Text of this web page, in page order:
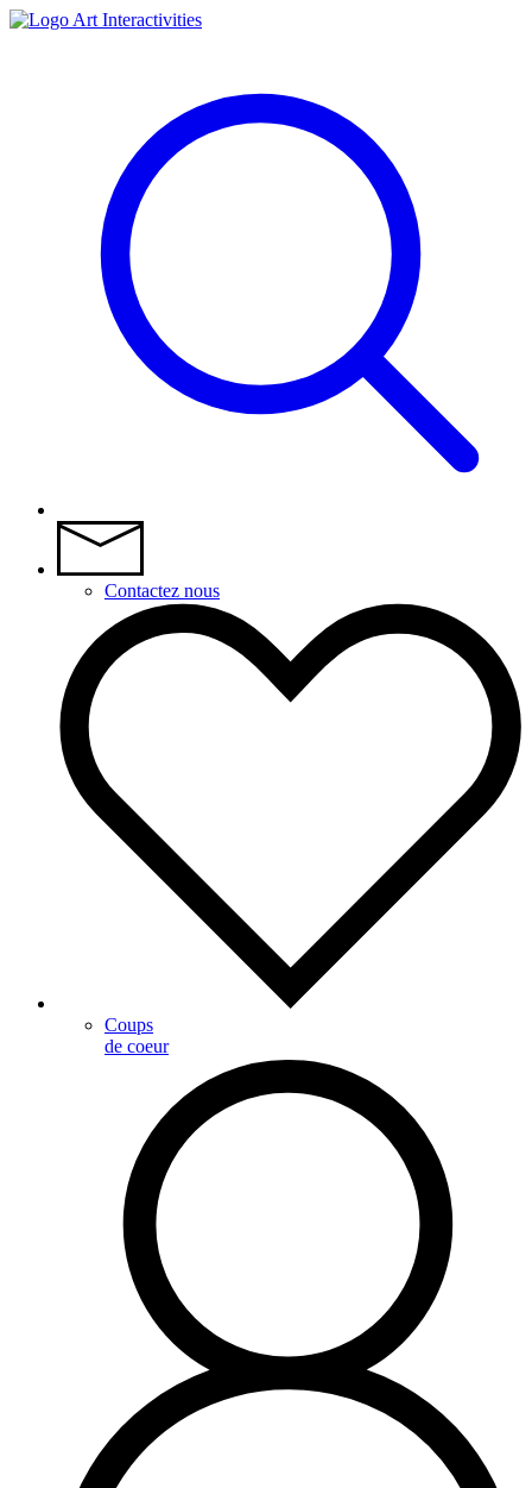
Art Interactivities
Contactez nous
Coups
de coeur